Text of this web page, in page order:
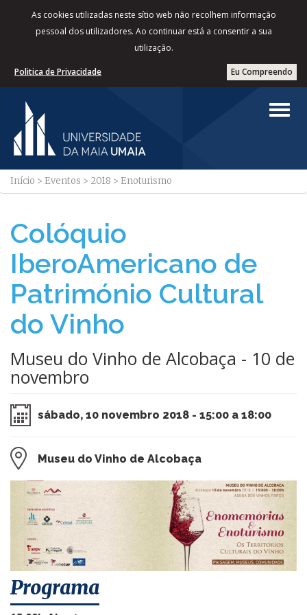
As cookies utilizadas neste sítio web não recolhem informação
pessoal dos utilizadores. Ao continuar está a consentir a sua
utilização.
Eu Compreendo
Politica de Privacidade
Início > Eventos > 2018 > Enoturismo
Colóquio
IberoAmericano de
Património Cultural
do Vinho
Museu do Vinho de Alcobaça - 10 de
novembro
sábado, 10 novembro 2018 - 15:00 a 18:00
Museu do Vinho de Alcobaça
​Programa